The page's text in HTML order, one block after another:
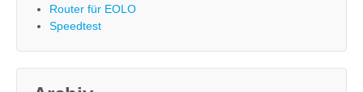
Router für EOLO
Speedtest